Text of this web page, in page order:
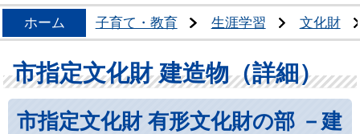
ホーム 子育て・教育 生涯学習 文化財
市指定文化財 建造物（詳細）
市指定文化財 有形文化財の部 －建